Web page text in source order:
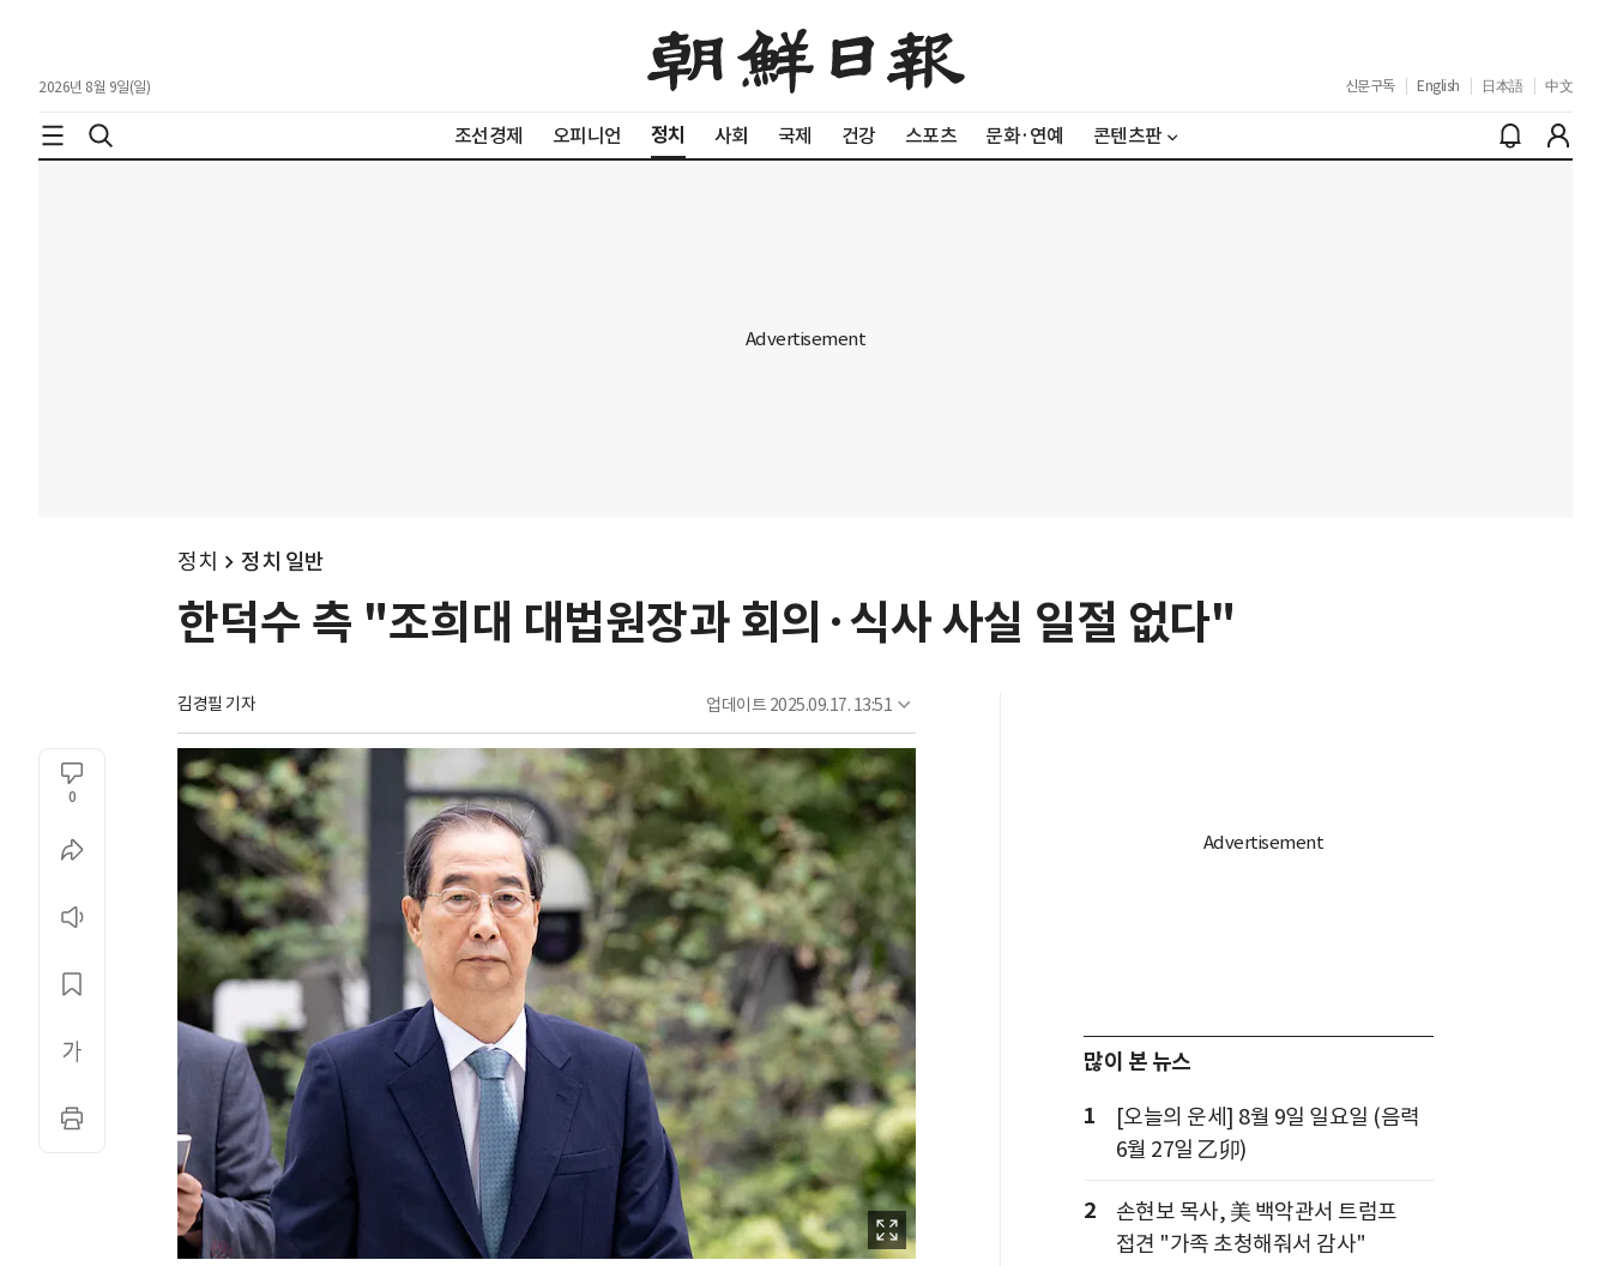
2026년 8월 9일(일) 신문구독 English 日本語 中文
조선경제 오피니언 정치 사회 국제 건강 스포츠 문화·연예 콘텐츠판
정치 정치 일반
한덕수 측 "조희대 대법원장과 회의·식사 사실 일절 없다"
김경필 기자 업데이트 2025.09.17. 13:51
0
많이 본 뉴스
1
[오늘의 운세] 8월 9일 일요일 (음력
6월 27일 乙卯)
2
손현보 목사, 美 백악관서 트럼프
접견 "가족 초청해줘서 감사"